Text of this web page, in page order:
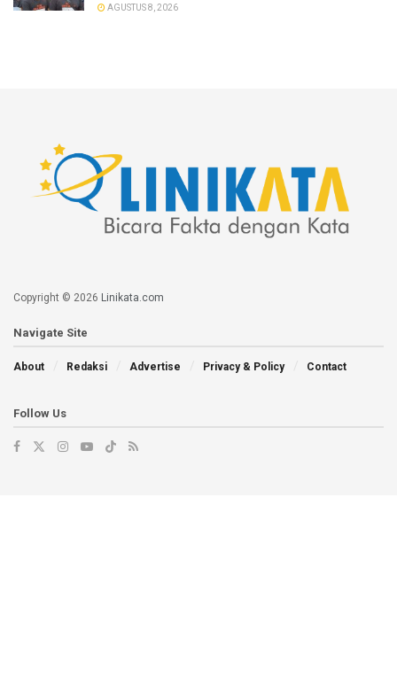
AGUSTUS 8, 2026
Copyright © 2026 Linikata.com
Navigate Site
About Redaksi Advertise Privacy & Policy Contact
Follow Us